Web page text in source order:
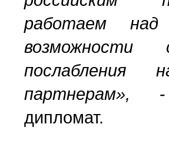
работаем
возможности
послабления
партнерам», -
дипломат.